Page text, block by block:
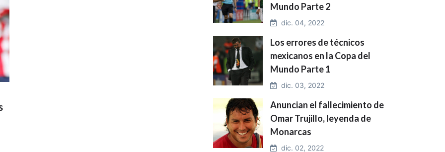
Mundo Parte 2
dic. 04, 2022
Los errores de técnicos
mexicanos en la Copa del
Mundo Parte 1
dic. 03, 2022
Anuncian el fallecimiento de
Omar Trujillo, leyenda de
Monarcas
dic. 02, 2022